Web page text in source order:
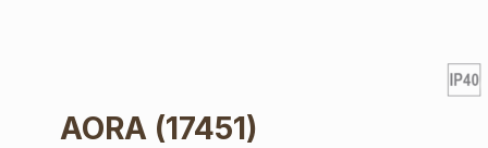
AORA (17451)